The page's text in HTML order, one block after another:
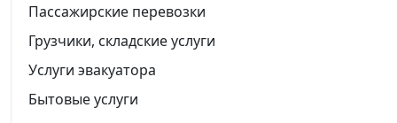
Пассажирские перевозки
Грузчики, складские услуги
Услуги эвакуатора
Бытовые услуги